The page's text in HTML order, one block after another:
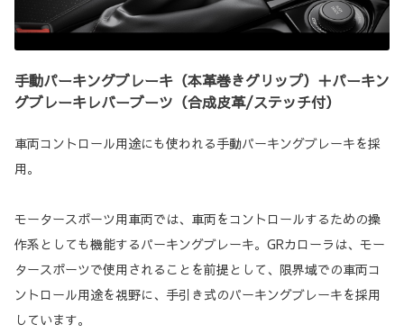
手動パーキングブレーキ（本革巻きグリップ）＋パーキン
グブレーキレバーブーツ（合成皮革/ステッチ付）
車両コントロール用途にも使われる手動パーキングブレーキを採
用。
モータースポーツ用車両では、車両をコントロールするための操
作系としても機能するパーキングブレーキ。GRカローラは、モー
タースポーツで使用されることを前提として、限界域での車両コ
ントロール用途を視野に、手引き式のパーキングブレーキを採用
しています。